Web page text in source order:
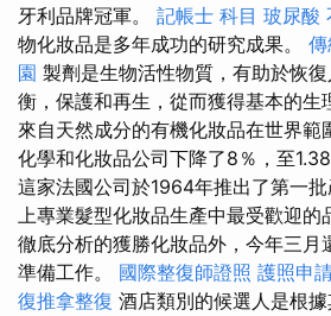
牙利品牌冠軍。 記帳士 科目 玻尿酸
物化妝品是多年成功的研究成果。
園 製劑是生物活性物質，有助於恢
衡，保護和再生，從而獲得基本的生
來自天然成分的有機化妝品在世界範
化學和化妝品公司下降了8％，至1.38
這家法國公司於1964年推出了第一
上專業髮型化妝品生產中最受歡迎的
徹底分析的獲勝化妝品外，今年三月
準備工作。 國際整復師證照 護照申
復推拿整復 酒店類別的候選人是根